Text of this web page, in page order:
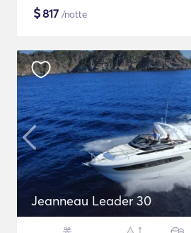
$817 /notte
Jeanneau Leader 30